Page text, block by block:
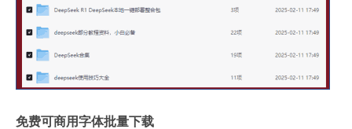
免费可商用字体批量下载